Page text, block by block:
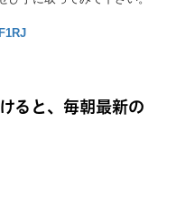
ると、毎朝最新の